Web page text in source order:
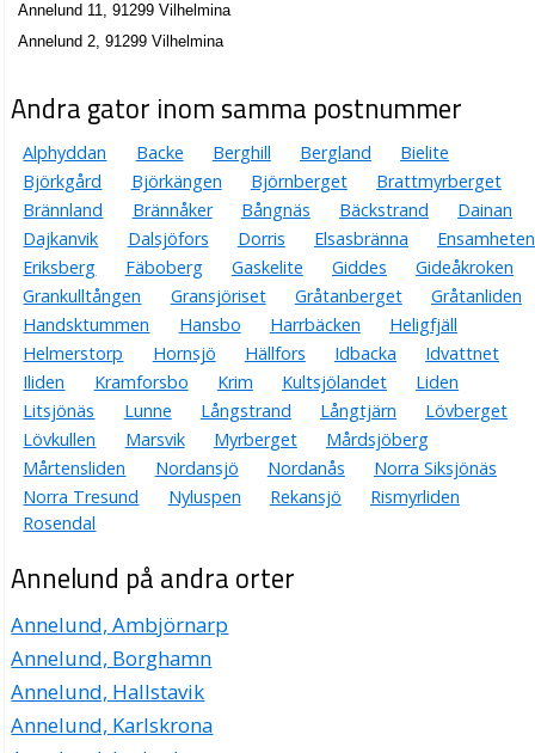
Annelund 11, 91299 Vilhelmina
Annelund 2, 91299 Vilhelmina
Andra gator inom samma postnummer
Alphyddan Backe Berghill Bergland
Bielite
Björkgård
Björkängen Björnberget
Brattmyrberget
Brännland
Brännåker Bångnäs Bäckstrand
Dainan
Dajkanvik
Dalsjöfors Dorris Elsasbränna
Ensamheten
Eriksberg
Fäboberg Gaskelite Giddes
Gideåkroken
Grankulltången
Gransjöriset Gråtanberget
Gråtanliden
Handsktummen
Hansbo Harrbäcken
Heligfjäll
Helmerstorp
Hornsjö Hällfors Idbacka
Idvattnet
Iliden
Kramforsbo Krim Kultsjölandet
Liden
Litsjönäs
Lunne Långstrand Långtjärn
Lövberget
Lövkullen
Marsvik Myrberget
Mårdsjöberg
Mårtensliden
Nordansjö Nordanås
Norra Siksjönäs
Norra Tresund
Nyluspen Rekansjö
Rismyrliden
Rosendal
Annelund på andra orter
Annelund, Ambjörnarp
Annelund, Borghamn
Annelund, Hallstavik
Annelund, Karlskrona